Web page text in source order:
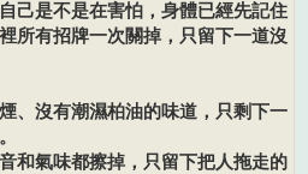
是不是在害怕，身體已經先記住
所有招牌一次關掉，只留下一道沒
沒有潮濕柏油的味道，只剩下一
氣味都擦掉，只留下把人拖走的